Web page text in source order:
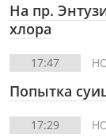
На пр.
хлора
17:47
Попытка
17:29